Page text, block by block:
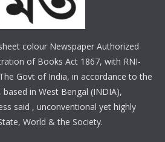
colour Newspaper Authorized
of Books Act 1867, with RNI-
Govt of India, in accordance to the
in West Bengal (INDIA),
said , unconventional yet highly
World & the Society.